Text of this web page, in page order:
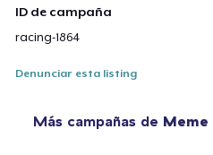
ID de campaña
racing-1864
Denunciar esta listing
Más campañas de Meme